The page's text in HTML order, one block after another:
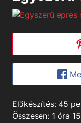
Előkészítés: 45
Összesen: 1hour
óra 15